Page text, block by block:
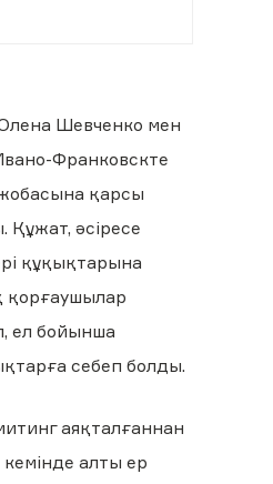
Шевченко мен
Франковскте
қарсы
Құжат, әсіресе
құқықтарына
қорғаушылар
ел бойынша
себеп болды.
аяқталғаннан
кемінде алты ер